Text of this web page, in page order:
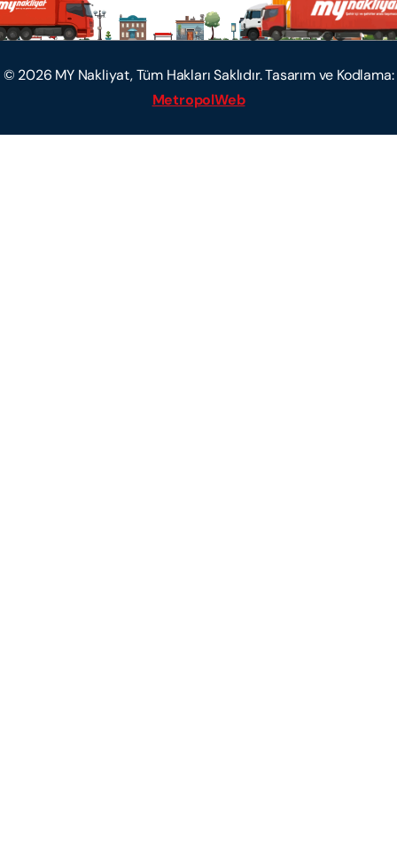
© 2026 MY Nakliyat, Tüm Hakları Saklıdır. Tasarım ve Kodlama:
MetropolWeb